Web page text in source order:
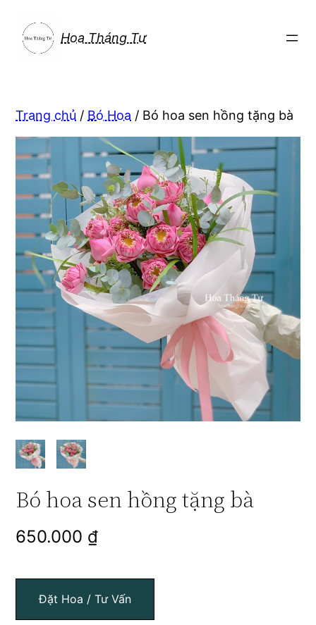
phần
Hoa Tháng Tư
Trang chủ / Bó Hoa / Bó hoa sen hồng tặng bà
Bó hoa sen hồng tặng bà
650.000 ₫
Đặt Hoa / Tư Vấn